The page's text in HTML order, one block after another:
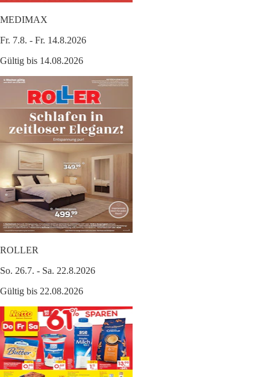
MEDIMAX
Fr. 7.8. - Fr. 14.8.2026
Gültig bis 14.08.2026
ROLLER
So. 26.7. - Sa. 22.8.2026
Gültig bis 22.08.2026